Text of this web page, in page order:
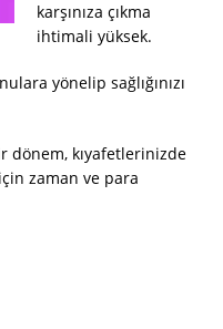
karşınıza çıkma
ihtimali yüksek.
yönelip sağlığınızı
dönem, kıyafetlerinizde
zaman ve para